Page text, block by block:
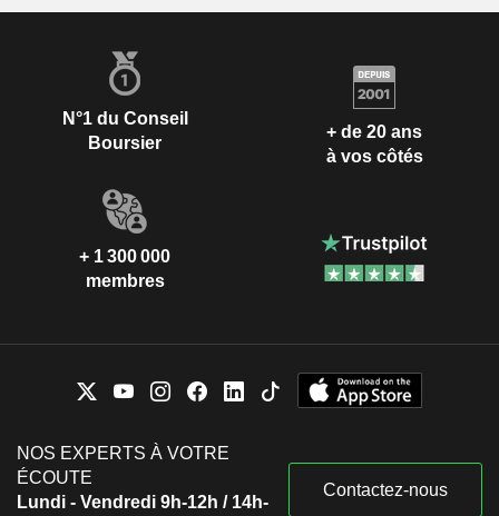
N°1 du Conseil
Boursier
+ de 20 ans
à vos côtés
+ 1 300 000
membres
NOS EXPERTS À VOTRE
ÉCOUTE
Lundi - Vendredi 9h-12h / 14h-
Contactez-nous